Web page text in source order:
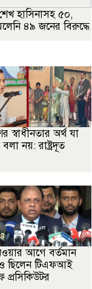
হাসিনাসহ ৫০,
৪৯ জনের বিরুদ্ধে
স্বাধীনতার অর্থ যা
নয়: রাষ্ট্রদূত
আগে বর্তমান
ছিলেন টিএফআই
প্রসিকিউটর